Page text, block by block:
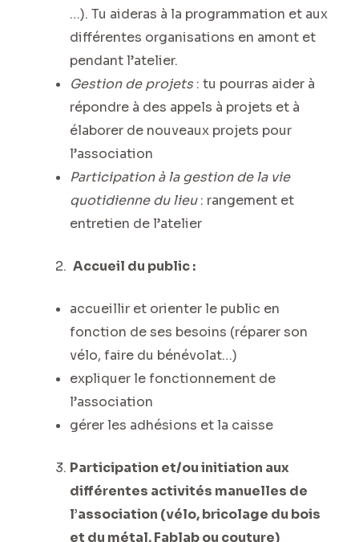
…). Tu aideras à la programmation et aux
différentes organisations en amont et
pendant l’atelier.
Gestion de projets : tu pourras aider à
répondre à des appels à projets et à
élaborer de nouveaux projets pour
l’association
Participation à la gestion de la vie
quotidienne du lieu: rangement et
entretien de l’atelier
Accueil du public :
accueillir et orienter le public en
fonction de ses besoins (réparer son
vélo, faire du bénévolat…)
expliquer le fonctionnement de
l’association
gérer les adhésions et la caisse
Participation et/ou initiation aux
différentes activités manuelles de
l’association (vélo, bricolage du bois
et du métal, Fablab ou couture)